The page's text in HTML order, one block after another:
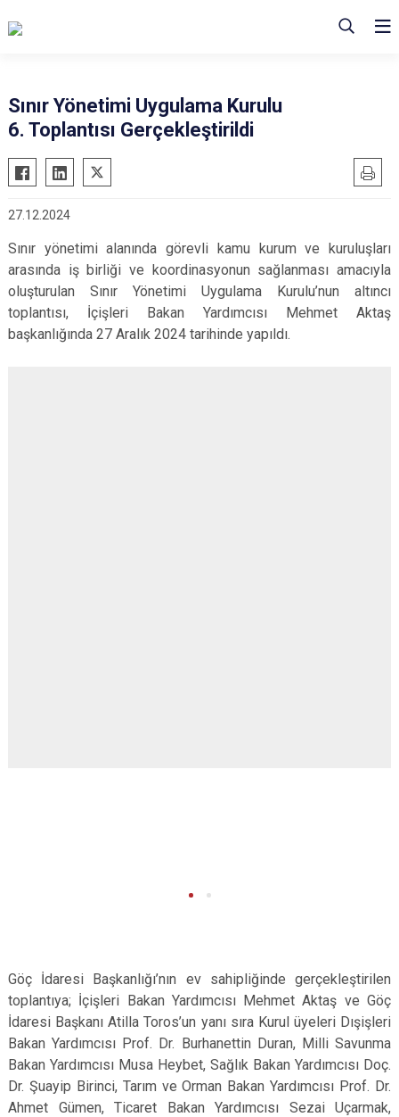
Sınır Yönetimi Uygulama Kurulu
6. Toplantısı Gerçekleştirildi
27.12.2024
Sınır yönetimi alanında görevli kamu kurum ve kuruluşları
arasında iş birliği ve koordinasyonun sağlanması amacıyla
oluşturulan Sınır Yönetimi Uygulama Kurulu’nun altıncı
toplantısı, İçişleri Bakan Yardımcısı Mehmet Aktaş
başkanlığında 27 Aralık 2024 tarihinde yapıldı.
Göç İdaresi Başkanlığı’nın ev sahipliğinde gerçekleştirilen
toplantıya; İçişleri Bakan Yardımcısı Mehmet Aktaş ve Göç
İdaresi Başkanı Atilla Toros’un yanı sıra Kurul üyeleri Dışişleri
Bakan Yardımcısı Prof. Dr. Burhanettin Duran, Milli Savunma
Bakan Yardımcısı Musa Heybet, Sağlık Bakan Yardımcısı Doç.
Dr. Şuayip Birinci, Tarım ve Orman Bakan Yardımcısı Prof. Dr.
Ahmet Gümen, Ticaret Bakan Yardımcısı Sezai Uçarmak,